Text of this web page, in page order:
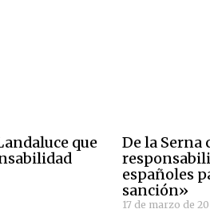
que
De la Serna
españoles
sanción»
17 de marzo de